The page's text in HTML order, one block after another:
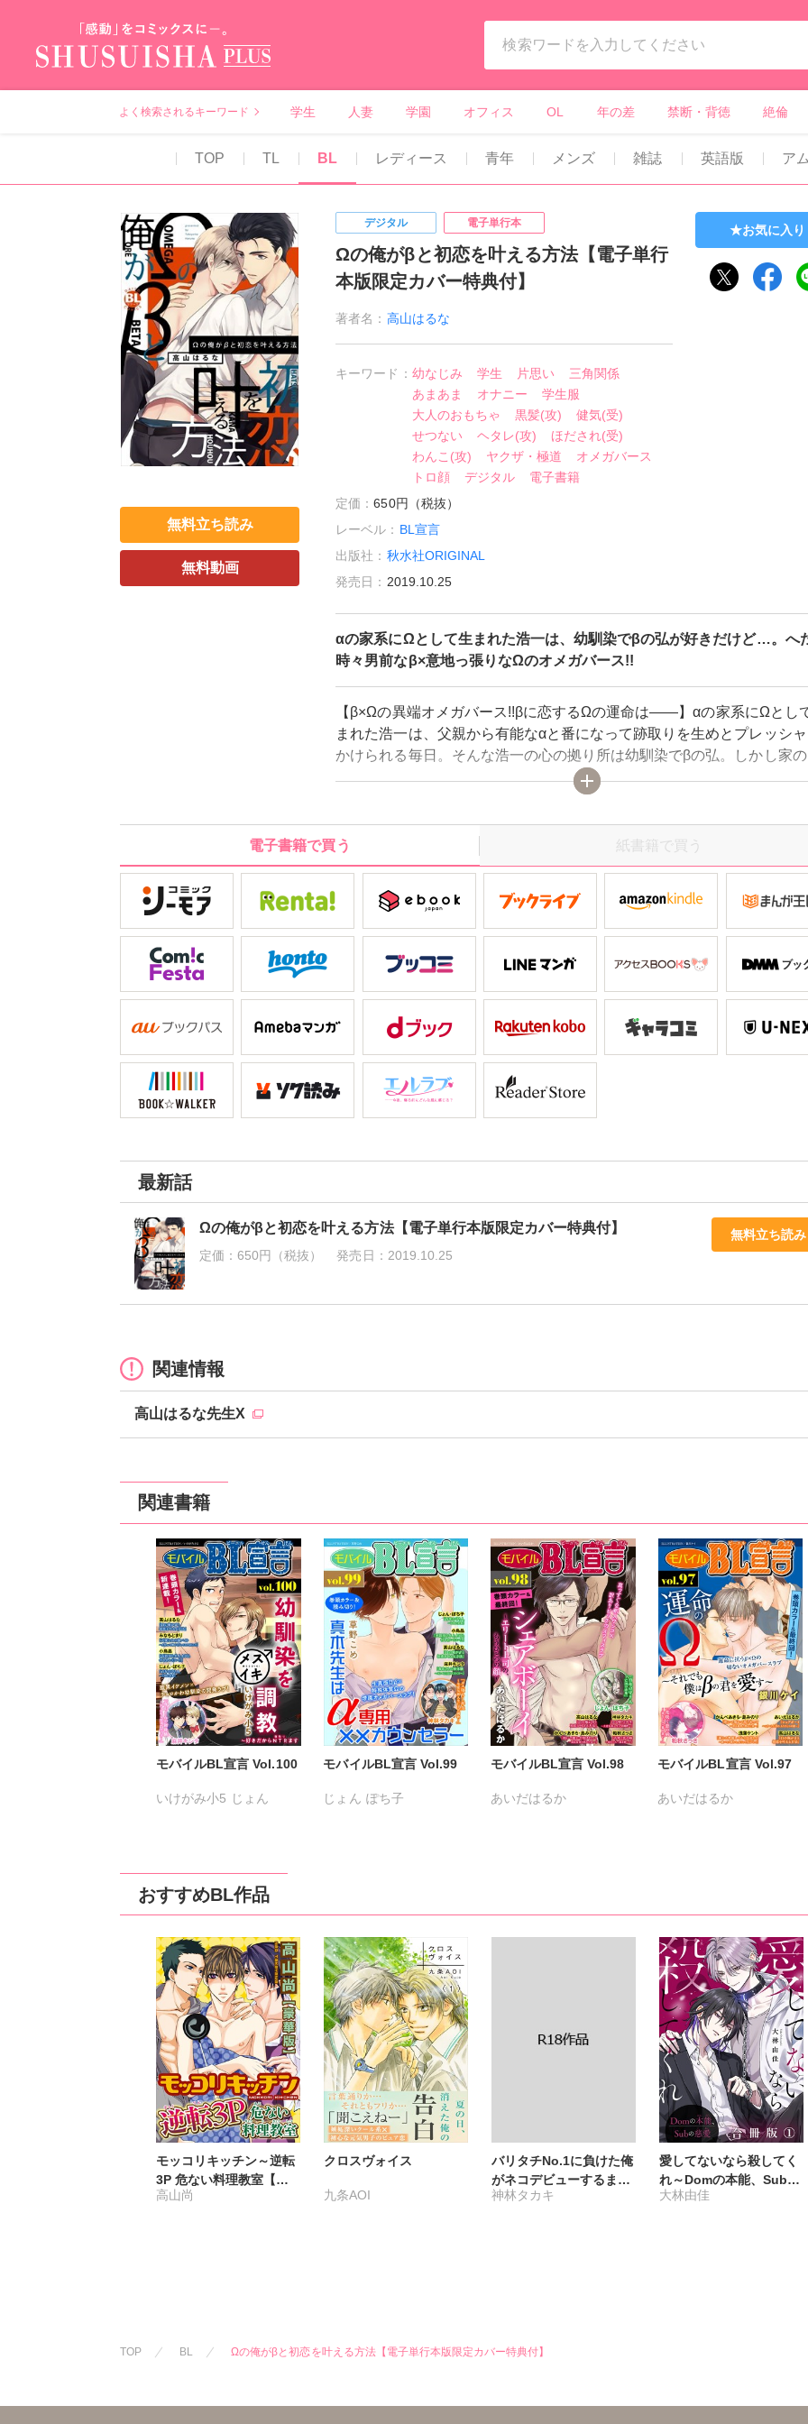
よく検索されるキーワード 学生 人妻 学園 オフィス OL 年の差 禁断・背徳 絶倫
TOP TL BL レディース 青年 メンズ 雑誌 英語版 ア
無料立ち読み
無料動画
デジタル 電子単行本
Ωの俺がβと初恋を叶える方法【電子単行
本版限定カバー特典付】
著者名： 高山はるな
キーワード： 幼なじみ 学生 片思い
三角関係
あまあま
オナニー
学生服
大人のおもちゃ
黒髪(攻)
健気(受)
せつない
ヘタレ(攻)
ほだされ(受)
わんこ(攻)
ヤクザ・極道
オメガバース
トロ顔
デジタル
電子書籍
定価：650円（税抜）
レーベル： BL宣言
出版社： 秋水社ORIGINAL
発売日： 2019.10.25
お気に入り
αの家系にΩとして生まれた浩一は、幼馴染でβの弘が好きだけど…。へ
時々男前なβ×意地っ張りなΩのオメガバース!!
【β×Ωの異端オメガバース!!βに恋するΩの運命は――】αの家系にΩとし
まれた浩一は、父親から有能なαと番になって跡取りを生めとプレッシ
かけられる毎日。そんな浩一の心の拠り所は幼馴染でβの弘。しかし家
や自分がΩであることを考えると弘には気持ちを伝えられずにいた。そ
も、発情すると弘との行為を妄想して自慰をしてしまう自分に嫌気がさ
方、浩一の父親は浩一とαの婚約話を勝手に進めていて…!?
電子書籍で買う 紙書籍で買う
最新話
Ωの俺がβと初恋を叶える方法【電子単行本版限定カバー特典付】
定価：650円（税抜） 発売日： 2019.10.25
無料立ち読み
関連情報
高山はるな先生X
関連書籍
モバイルBL宣言 Vol.100
いけがみ小5 じょん
モバイルBL宣言 Vol.99
じょん ぽち子
モバイルBL宣言 Vol.98
あいだはるか
粕秋さっさ
モバイルBL宣言 Vol.97
あいだはるか
おすすめBL作品
モッコリキッチン～逆転
3P 危ない料理教室【豪
華版】
高山尚
クロスヴォイス
九条AOI
バリタチNo.1に負けた俺
がネコデビューするまで
【R18単行本版】2【電
神林タカキ
愛してないなら殺してく
れ～Domの本能、Subの
慈愛～【合冊版】
大林由佳
TOP BL Ωの俺がβと初恋を叶える方法【電子単行本版限定カバー特典付】